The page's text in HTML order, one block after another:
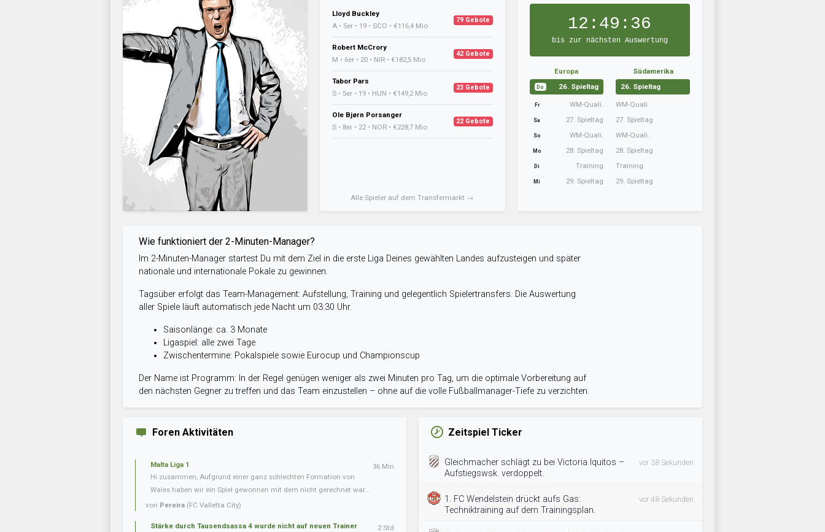
Lloyd Buckley
A • 5er • 19 • SCO • €116,4 Mio
79 Gebote
Robert McCrory
M • 6er • 20 • NIR • €182,5 Mio
42 Gebote
Tabor Pars
S • 5er • 19 • HUN • €149,2 Mio
23 Gebote
Ole Bjørn Porsanger
S • 8er • 22 • NOR • €228,7 Mio
22 Gebote
Alle Spieler auf dem Transfermarkt →
12:49:35
bis zur nächsten Auswertung
Europa
Do 26. Spieltag
Fr WM-Quali.
Sa 27. Spieltag
So WM-Quali.
Mo 28. Spieltag
Di Training
Mi 29. Spieltag
Südamerika
26. Spieltag
WM-Quali.
27. Spieltag
WM-Quali.
28. Spieltag
Training
29. Spieltag
Wie funktioniert der 2-Minuten-Manager?
Im 2-Minuten-Manager startest Du mit dem Ziel in die erste Liga Deines gewählten Landes aufzusteigen und später
nationale und internationale Pokale zu gewinnen.
Tagsüber erfolgt das Team-Management: Aufstellung, Training und gelegentlich Spielertransfers. Die Auswertung
aller Spiele läuft automatisch jede Nacht um 03:30 Uhr.
Saisonlänge: ca. 3 Monate
Ligaspiel: alle zwei Tage
Zwischentermine: Pokalspiele sowie Eurocup und Championscup
Der Name ist Programm: In der Regel genügen weniger als zwei Minuten pro Tag, um die optimale Vorbereitung auf
den nächsten Gegner zu treffen und das Team einzustellen – ohne auf die volle Fußballmanager-Tiefe zu verzichten.
Foren Aktivitäten
Malta Liga 1
Hi zusammen, Aufgrund einer ganz schlechten Formation von
Wales haben wir ein Spiel gewonnen mit dem nicht gerechnet war...
von Pereira (FC Valletta City)
36 Min
Stärke durch Tausendsassa 4 wurde nicht auf neuen Trainer
2 Std
Zeitspiel Ticker
Gleichmacher schlägt zu bei Victoria Iquitos –
Aufstiegswsk. verdoppelt.
vor 38 Sekunden
1. FC Wendelstein drückt aufs Gas:
Techniktraining auf dem Trainingsplan.
vor 48 Sekunden